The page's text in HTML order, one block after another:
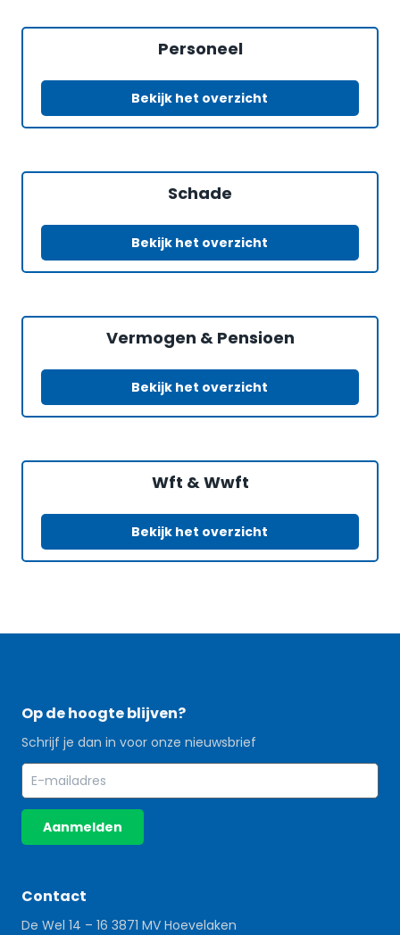
Personeel
Bekijk het overzicht
Schade
Bekijk het overzicht
Vermogen & Pensioen
Bekijk het overzicht
Wft & Wwft
Bekijk het overzicht
Op de hoogte blijven?
Schrijf je dan in voor onze nieuwsbrief
Aanmelden
Contact
De Wel 14 – 16 3871 MV Hoevelaken